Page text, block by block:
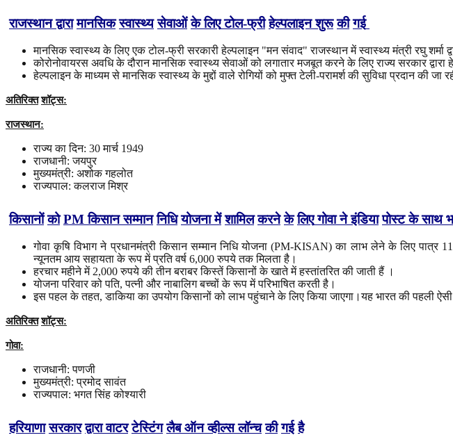
राजस्थान द्वारा मानसिक स्वास्थ्य सेवाओं के लिए टोल-फ्री हेल्पलाइनशुरू की गई
मानसिक स्वास्थ्य के लिए एक टोल-फ्री सरकारी हेल्पलाइन "मन संवाद" राजस्थान में स्वास्थ्य मंत्री रघु शर्मा
कोरोनोवायरस अवधि के दौरान मानसिक स्वास्थ्य सेवाओं को लगातार मजबूत करने के लिए राज्य सरकार
हेल्पलाइन के माध्यम से मानसिक स्वास्थ्य के मुद्दों वाले रोगियों को मुफ्त टेली-परामर्श की सुविधा प्रदान की जा
अतिरिक्त शॉट्स:
राजस्थान:
राज्य का दिन: 30 मार्च 1949
राजधानी: जयपुर
मुख्यमंत्री: अशोक गहलोत
राज्यपाल: कलराज मिश्र
किसानों को PM किसान सम्मान निधि योजना में शामिल करने के लिए गोवा ने इंडिया पोस्ट के साथ
गोवा कृषि विभाग ने प्रधानमंत्री किसान सम्मान निधि योजना (PM-KISAN) का लाभ लेने के लिए
न्यूनतम आय सहायता के रूप में प्रति वर्ष 6,000 रुपये तक मिलता है।
हरचार महीने में 2,000 रुपये की तीन बराबर किस्तें किसानों के खाते में हस्तांतरित की जाती हैं ।
योजना परिवार को पति, पत्नी और नाबालिग बच्चों के रूप में परिभाषित करती है।
इस पहल के तहत, डाकिया का उपयोग किसानों को लाभ पहुंचाने के लिए किया जाएगा।यह भारत की पहली
अतिरिक्त शॉट्स:
गोवा:
राजधानी: पणजी
मुख्यमंत्री: प्रमोद सावंत
राज्यपाल: भगत सिंह कोश्यारी
हरियाणा सरकार द्वारा वाटर टेस्टिंग लैब ऑन व्हील्स लॉन्च की गई है